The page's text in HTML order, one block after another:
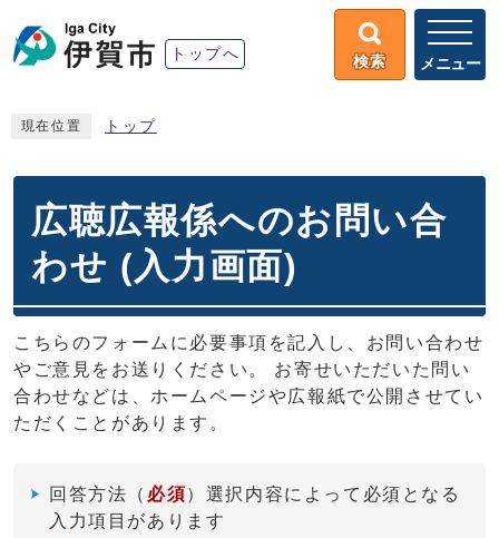
トップへ 検索 メニュー
現在位置 トップ
広聴広報係へのお問い合
わせ (入力画面)
こちらのフォームに必要事項を記入し、お問い合わせ
やご意見をお送りください。 お寄せいただいた問い
合わせなどは、ホームページや広報紙で公開させてい
ただくことがあります。
回答方法 （ 必須）選択内容によって必須となる
入力項目があります